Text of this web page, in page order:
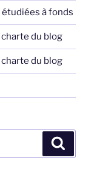
étudiées à fonds
du blog
du blog